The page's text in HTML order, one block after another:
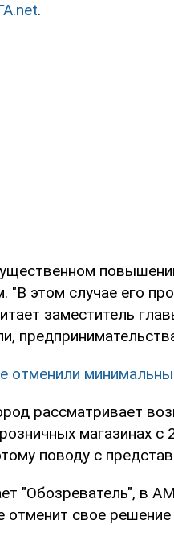
.
"В этом случае его
заместитель
отменили
рассматривает
магазинах
поводу с
"Обозреватель", в
отменит свое решение